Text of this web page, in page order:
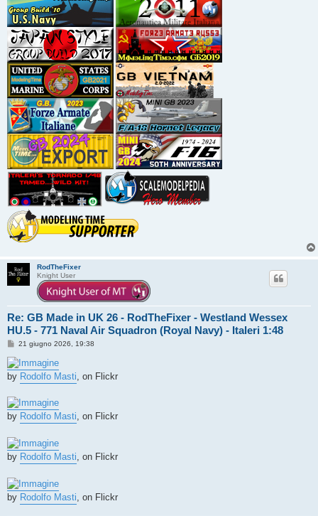
RodTheFixer
Knight User
Re: GB Made in UK 26 - RodTheFixer - Westland Wessex
HU.5 - 771 Naval Air Squadron (Royal Navy) - Italeri 1:48
M
s
s
a
i
o
21 giugno 2026, 19:38
by Rodolfo Masti , on Flickr
by Rodolfo Masti, on Flickr
by Rodolfo Masti, on Flickr
by Rodolfo Masti , on Flickr